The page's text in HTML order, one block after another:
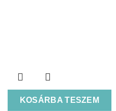
KOSÁRBA TESZEM